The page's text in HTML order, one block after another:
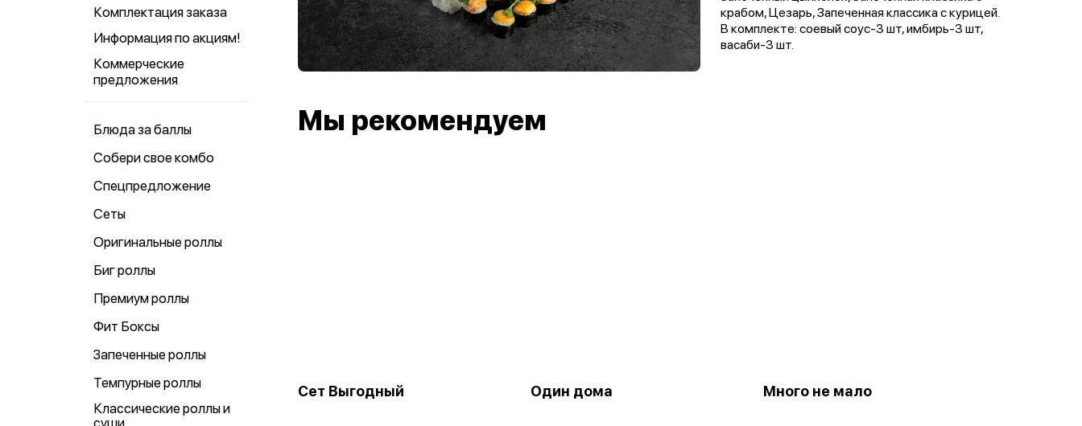
Комплектация заказа
Информация по акциям!
Коммерческие
предложения
Блюда за баллы
Собери свое комбо
Спецпредложение
Сеты
Оригинальные роллы
Биг роллы
Премиум роллы
Фит Боксы
Запеченные роллы
Темпурные роллы
Классические роллы и
суши
крабом, Цезарь, Запеченная классика с курицей.
В комплекте: соевый соус-3 шт, имбирь-3 шт,
васаби-3 шт.
Мы рекомендуем
Сет Выгодный Один дома Много не мало